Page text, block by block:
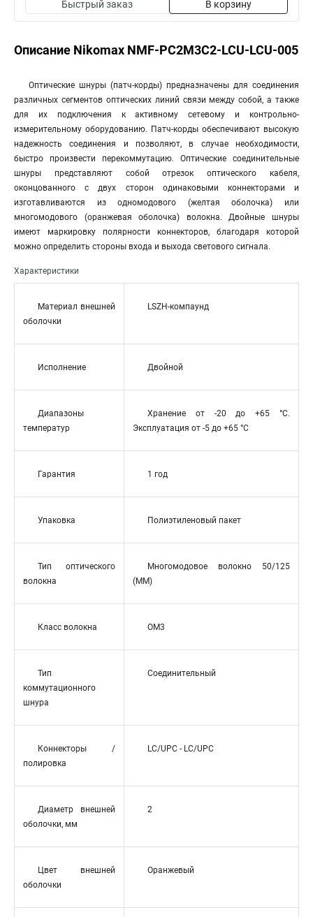
Быстрый заказ В корзину
Описание Nikomax NMF-PC2M3C2-LCU-LCU-005
Оптические шнуры (патч-корды) предназначены для соединения
различных сегментов оптических линий связи между собой, а также
для их подключения к активному сетевому и контрольно-
измерительному оборудованию. Патч-корды обеспечивают высокую
надежность соединения и позволяют, в случае необходимости,
быстро произвести перекоммутацию. Оптические соединительные
шнуры представляют собой отрезок оптического кабеля,
оконцованного с двух сторон одинаковыми коннекторами и
изготавливаются из одномодового (желтая оболочка) или
многомодового (оранжевая оболочка) волокна. Двойные шнуры
имеют маркировку полярности коннекторов, благодаря которой
можно определить стороны входа и выхода светового сигнала.
Характеристики
Материал внешней
оболочки
LSZH-компаунд
Исполнение Двойной
Диапазоны
температур
Хранение от -20 до +65 °C.
Эксплуатация от -5 до +65 °C
Гарантия 1 год
Упаковка Полиэтиленовый пакет
Тип оптического
волокна
Многомодовое волокно 50/125
(MM)
Класс волокна OM3
Тип
коммутационного
шнура
Соединительный
Коннекторы /
полировка
LC/UPC - LC/UPC
Диаметр внешней
оболочки, мм
2
Цвет внешней
оболочки
Оранжевый